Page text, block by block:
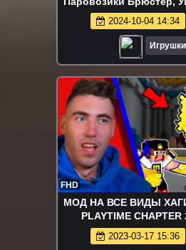
железной дороге.
ИГРУШКИ ТВ
2024-10-04 14:34
FHD
МОД НА ВСЕ ВИДЫ ХАГИ
PLAYTIME
МАЙНКРАФТ ВИДЕО
MINECRAFT
2023-03-17 15:36